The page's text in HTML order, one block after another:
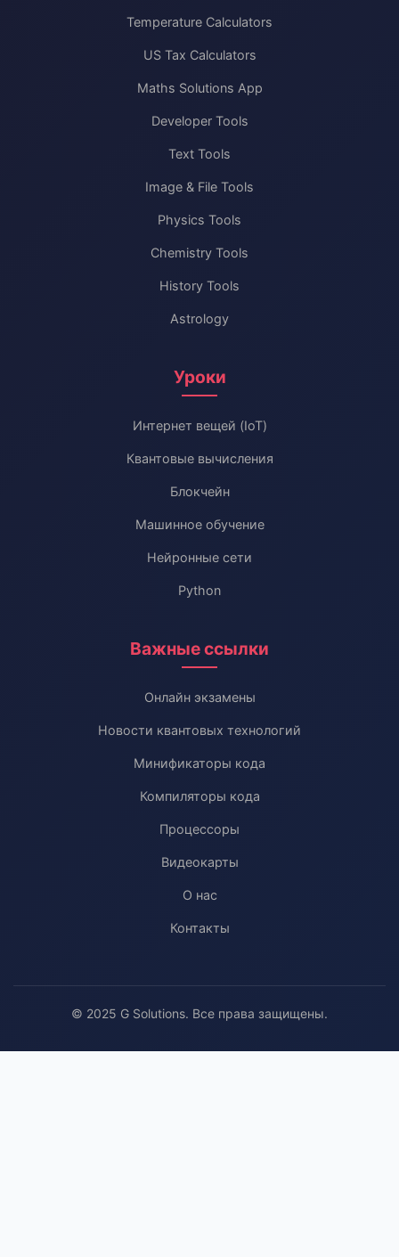
Temperature Calculators
US Tax Calculators
Maths Solutions App
Developer Tools
Text Tools
Image & File Tools
Physics Tools
Chemistry Tools
History Tools
Astrology
Уроки
Интернет вещей (IoT)
Квантовые вычисления
Блокчейн
Машинное обучение
Нейронные сети
Python
Важные ссылки
Онлайн экзамены
Новости квантовых технологий
Минификаторы кода
Компиляторы кода
Процессоры
Видеокарты
О нас
Контакты
© 2025 G Solutions. Все права защищены.